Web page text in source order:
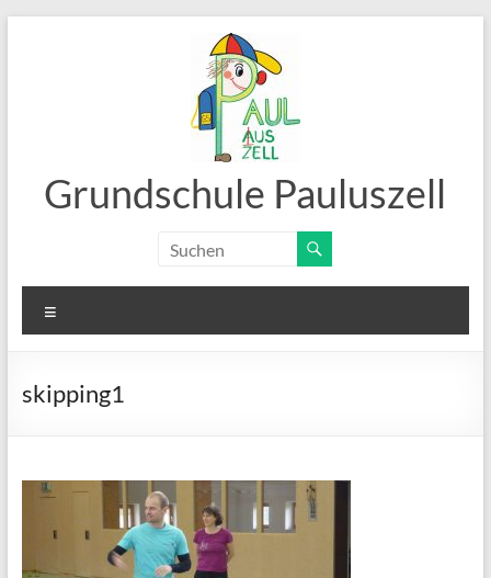
Grundschule Pauluszell
skipping1